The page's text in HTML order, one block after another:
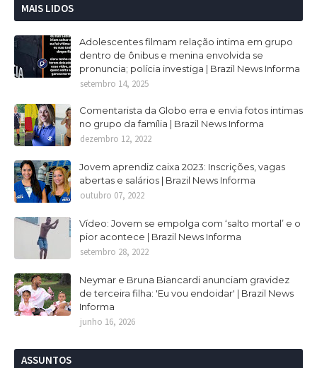
MAIS LIDOS
Adolescentes filmam relação intima em grupo
dentro de ônibus e menina envolvida se
pronuncia; polícia investiga | Brazil News Informa
setembro 14, 2025
Comentarista da Globo erra e envia fotos intimas
no grupo da família | Brazil News Informa
dezembro 12, 2022
Jovem aprendiz caixa 2023: Inscrições, vagas
abertas e salários | Brazil News Informa
outubro 07, 2022
Vídeo: Jovem se empolga com ‘salto mortal’ e o
pior acontece | Brazil News Informa
setembro 28, 2022
Neymar e Bruna Biancardi anunciam gravidez
de terceira filha: 'Eu vou endoidar' | Brazil News
Informa
junho 16, 2026
ASSUNTOS